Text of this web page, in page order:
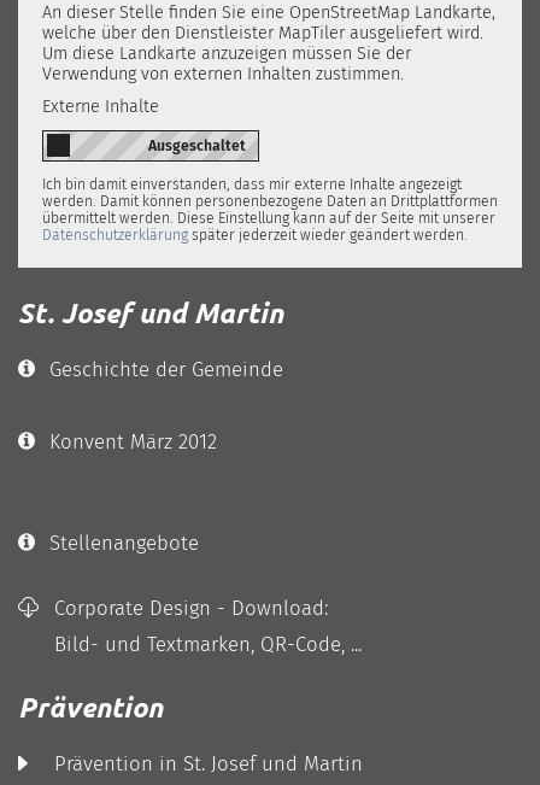
An dieser Stelle finden Sie eine OpenStreetMap Landkarte,
welche über den Dienstleister MapTiler ausgeliefert wird.
Um diese Landkarte anzuzeigen müssen Sie der
Verwendung von externen Inhalten zustimmen.
Externe Inhalte
Ich bin damit einverstanden, dass mir externe Inhalte angezeigt
werden. Damit können personenbezogene Daten an Drittplattformen
übermittelt werden. Diese Einstellung kann auf der Seite mit unserer
Datenschutzerklärung später jederzeit wieder geändert werden.
St. Josef und Martin
Geschichte der Gemeinde
Konvent März 2012
Stellenangebote
Corporate Design - Download:
Bild- und Textmarken, QR-Code, ...
Prävention
Prävention in St. Josef und Martin